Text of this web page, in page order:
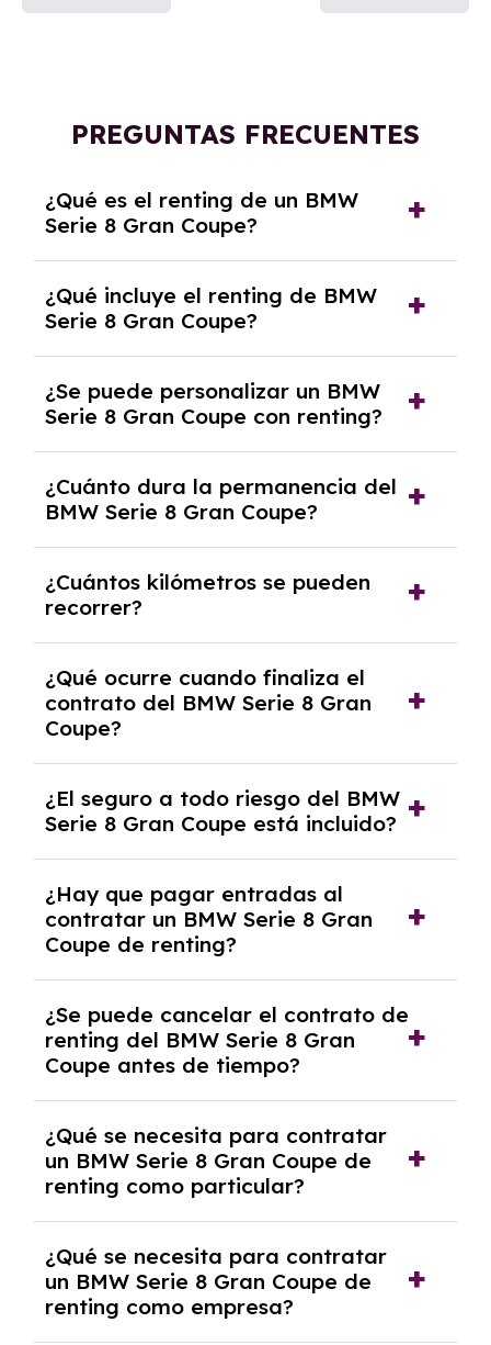
PREGUNTAS FRECUENTES
¿Qué es el renting de un BMW
Serie 8 Gran Coupe?
un contrato de alquiler a largo plazo en el que
pagas una cuota mensual fija por el uso del
coche durante un periodo determinado,
generalmente entre 2 y 5 años.
¿Qué incluye el renting de BMW
Serie 8 Gran Coupe?
seguro a todo riesgo, mantenimiento,
reparaciones, impuestos, asistencia en
carretera y gestión de la documentación.
¿Se puede personalizar un BMW
Serie 8 Gran Coupe con renting?
opciones y equipamiento adicional, siempre y
cuando lo pactes con la empresa de renting.
¿Cuánto dura la permanencia del
BMW Serie 8 Gran Coupe?
renting, que normalmente varía entre 2 y 5
años.
¿Cuántos kilómetros se pueden
recorrer?
contrato y puede variar entre 10,000 y
30,000 km anuales. Si excedes ese límite,
puede haber un cargo adicional.
¿Qué ocurre cuando finaliza el
contrato del BMW Serie 8 Gran
Coupe?
coche, renovarlo por uno nuevo o, en algunos
casos, comprarlo a un precio previamente
acordado.
¿El seguro a todo riesgo del BMW
Serie 8 Gran Coupe está incluido?
Serie 8 Gran Coupe con el seguro a todo
riesgo sin franquicia incluido dentro de las
cuotas mensuales.
¿Hay que pagar entradas al
contratar un BMW Serie 8 Gran
Coupe de renting?
tendrás que pagar ningún tipo de entrada
salvo en casos que lo exija el proveedor
debido al resultado del estudio de viabilidad
económica.
¿Se puede cancelar el contrato de
renting del BMW Serie 8 Gran
Coupe antes de tiempo?
pero puede haber penalizaciones por
cancelación anticipada. Es importante revisar
las condiciones del contrato y hablar con un
experto que te asesore.
¿Qué se necesita para contratar
un BMW Serie 8 Gran Coupe de
renting como particular?
y, en algunos casos, una consulta de solvencia
crediticia y un pago inicial.
¿Qué se necesita para contratar
un BMW Serie 8 Gran Coupe de
renting como empresa?